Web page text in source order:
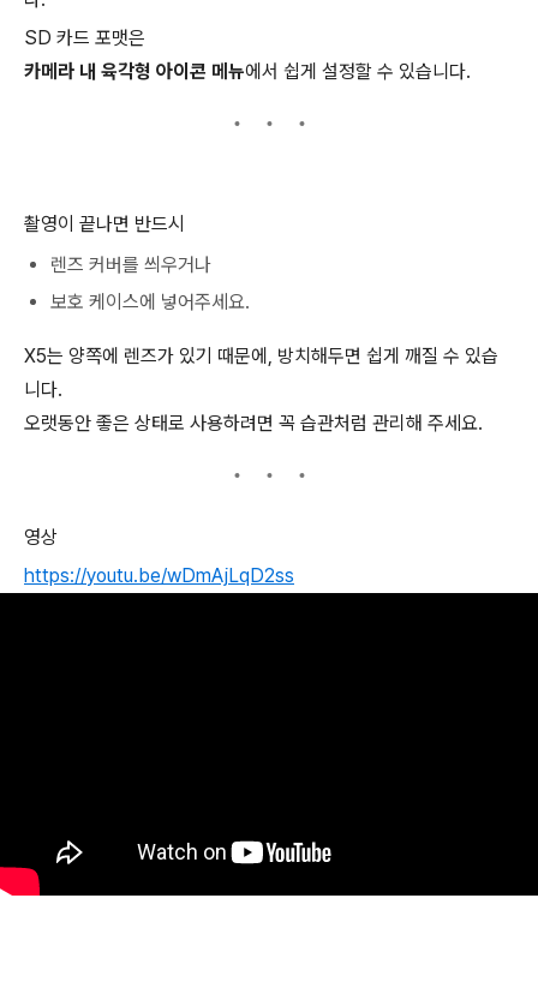
SD 카드 포맷은
카메라 내 육각형 아이콘 메뉴에서 쉽게 설정할 수 있습니다.
촬영이 끝나면 반드시
렌즈 커버를 씌우거나
보호 케이스에 넣어주세요.
X5는 양쪽에 렌즈가 있기 때문에, 방치해두면 쉽게 깨질 수 있습
니다.
오랫동안 좋은 상태로 사용하려면 꼭 습관처럼 관리해 주세요.
영상
https://youtu.be/wDmAjLqD2ss